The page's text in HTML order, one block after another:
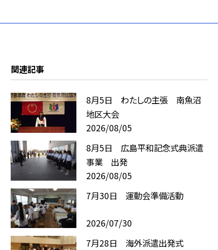
関連記事
8月5日 わたしの主張 南魚沼
地区大会
2026/08/05
8月5日 広島平和記念式典派遣
事業 出発
2026/08/05
7月30日 運動会準備活動
2026/07/30
7月28日 海外派遣出発式